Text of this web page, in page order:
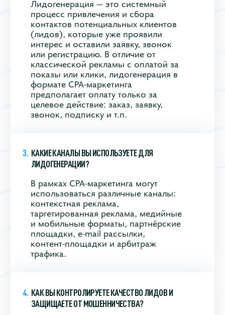
Лидогенерация — это системный
процесс привлечения и сбора
контактов потенциальных клиентов
(лидов), которые уже проявили
интерес и оставили заявку, звонок
или регистрацию. В отличие от
классической рекламы с оплатой за
показы или клики, лидогенерация в
формате CPA‑маркетинга
предполагает оплату только за
целевое действие: заказ, заявку,
звонок, подписку и т.п.
КАКИЕ КАНАЛЫ ВЫ ИСПОЛЬЗУЕТЕ ДЛЯ
ЛИДОГЕНЕРАЦИИ?
В рамках CPA‑маркетинга могут
использоваться различные каналы:
контекстная реклама,
таргетированная реклама, медийные
и мобильные форматы, партнёрские
площадки, e‑mail рассылки,
контент‑площадки и арбитраж
трафика.
КАК ВЫ КОНТРОЛИРУЕТЕ КАЧЕСТВО ЛИДОВ И
ЗАЩИЩАЕТЕ ОТ МОШЕННИЧЕСТВА?